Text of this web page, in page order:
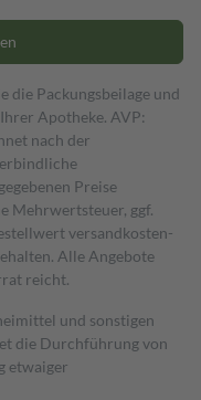
die Packungsbeilage und
Apotheke. AVP:
nach der
Preise
Mehrwertsteuer, ggf.
versand­kosten­
Alle Angebote
reicht.
und sonstigen
die Durchführung von
etwaiger